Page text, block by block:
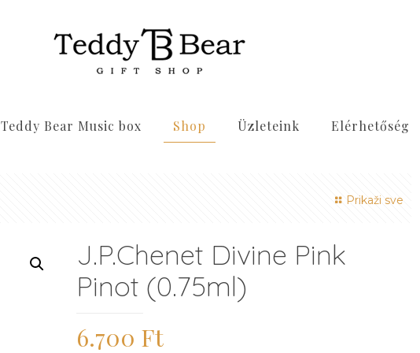
Teddy Bear Music box Shop Üzleteink Elérhetőség
Prikaži sve
J.P.Chenet Divine Pink
Pinot (0.75ml)
6.700 Ft